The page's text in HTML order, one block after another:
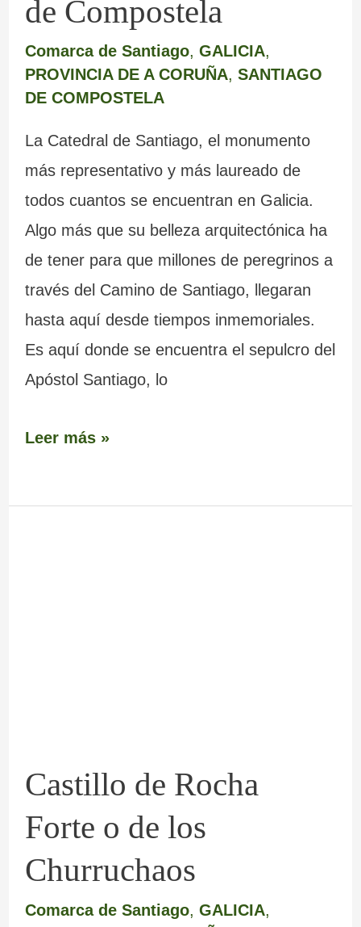
de Compostela
Comarca de Santiago, GALICIA,
PROVINCIA DE A CORUÑA, SANTIAGO
DE COMPOSTELA
La Catedral de Santiago, el monumento
más representativo y más laureado de
todos cuantos se encuentran en Galicia.
Algo más que su belleza arquitectónica ha
de tener para que millones de peregrinos a
través del Camino de Santiago, llegaran
hasta aquí desde tiempos inmemoriales.
Es aquí donde se encuentra el sepulcro del
Apóstol Santiago, lo
Leer más »
Castillo de Rocha
Forte o de los
Churruchaos
Comarca de Santiago, GALICIA,